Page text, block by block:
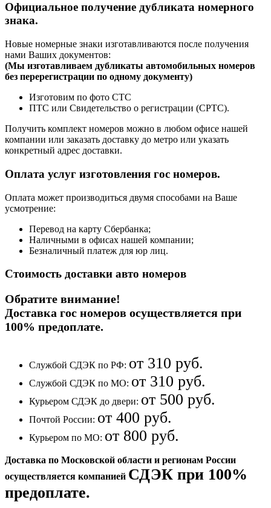
Официальное получение дубликата номерного
знака.
Новые номерные знаки изготавливаются после получения
нами Ваших документов:
(Мы изготавливаем дубликаты автомобильных номеров
без перерегистрации по одному документу)
Изготовим по фото СТС
ПТС или Свидетельство о регистрации (СРТС).
Получить комплект номеров можно в любом офисе нашей
компании или заказать доставку до метро или указать
конкретный адрес доставки.
Оплата услуг изготовления гос номеров.
Оплата может производиться двумя способами на Ваше
усмотрение:
Перевод на карту Сбербанка;
Наличными в офисах нашей компании;
Безналичный платеж для юр лиц.
Стоимость доставки авто номеров
Обратите внимание!
Доставка гос номеров осуществляется при
100% предоплате.
Службой СДЭК по РФ: от 310 руб.
Службой СДЭК по МО: от 310 руб.
Курьером СДЭК до двери: от 500 руб.
Почтой России: от 400 руб.
Курьером по МО: от 800 руб.
Доставка по Московской области и регионам России
осуществляется компанией СДЭК при 100%
предоплате.